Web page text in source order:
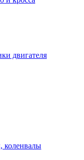
двигателя
коленвалы